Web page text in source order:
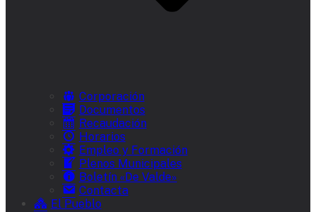
Corporación
Documentos
Recaudación
Horarios
Empleo y Formación
Plenos Municipales
Boletín «De Valde»
Contacta
El Pueblo